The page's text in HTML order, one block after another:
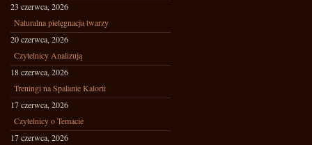
23 czerwca, 2026
Naturalna pielęgnacja twarzy
20 czerwca, 2026
Czytelnicy Analizują
18 czerwca, 2026
Treningi na Spalanie Kalorii
17 czerwca, 2026
Czytelnicy o Temacie
17 czerwca, 2026